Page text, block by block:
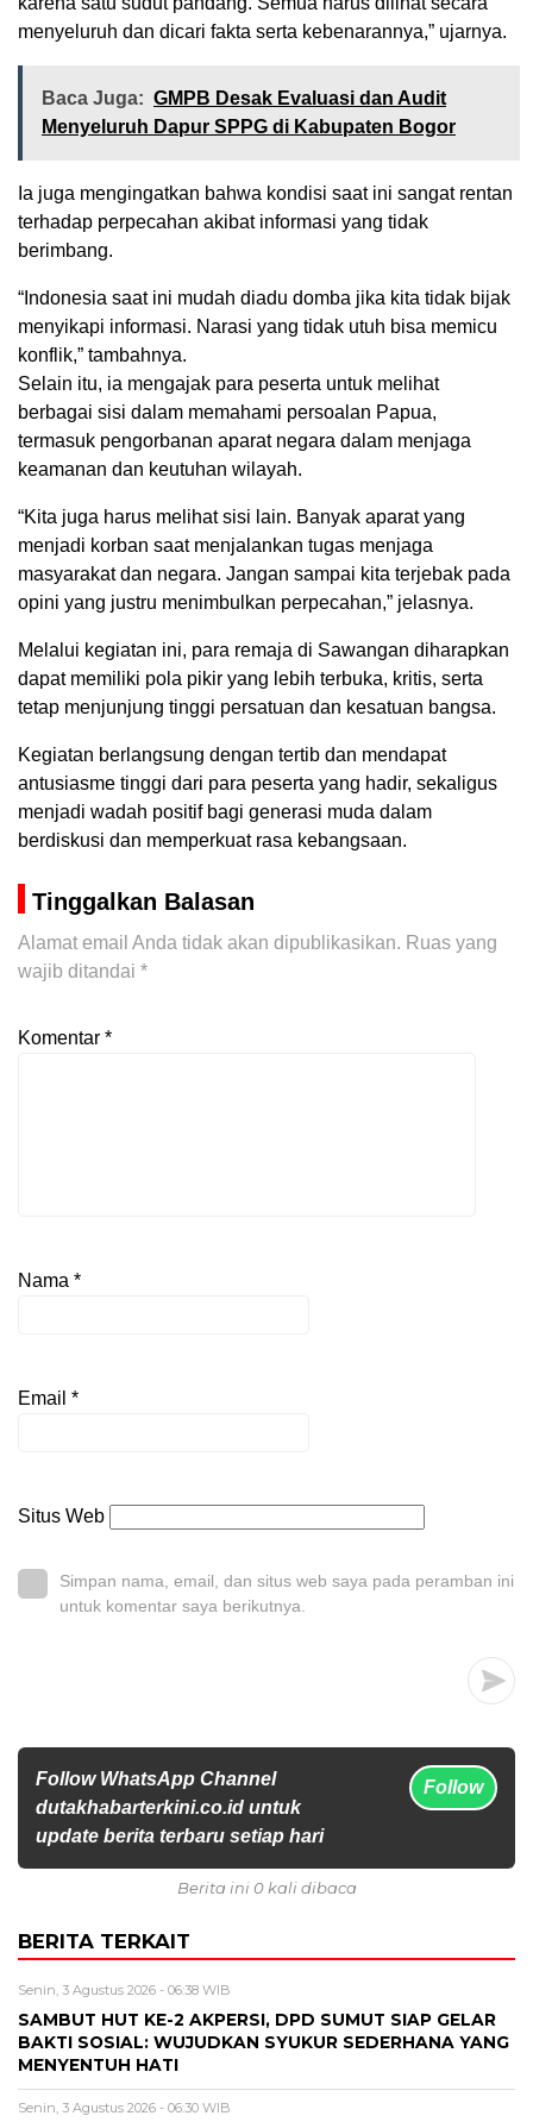
menyeluruh dan dicari fakta serta kebenarannya,” ujarnya.
Baca Juga: GMPB Desak Evaluasi dan Audit
Menyeluruh Dapur SPPG di Kabupaten Bogor
Ia juga mengingatkan bahwa kondisi saat ini sangat rentan
terhadap perpecahan akibat informasi yang tidak
berimbang.
“Indonesia saat ini mudah diadu domba jika kita tidak bijak
menyikapi informasi. Narasi yang tidak utuh bisa memicu
konflik,” tambahnya.
Selain itu, ia mengajak para peserta untuk melihat
berbagai sisi dalam memahami persoalan Papua,
termasuk pengorbanan aparat negara dalam menjaga
keamanan dan keutuhan wilayah.
“Kita juga harus melihat sisi lain. Banyak aparat yang
menjadi korban saat menjalankan tugas menjaga
masyarakat dan negara. Jangan sampai kita terjebak pada
opini yang justru menimbulkan perpecahan,” jelasnya.
Melalui kegiatan ini, para remaja di Sawangan diharapkan
dapat memiliki pola pikir yang lebih terbuka, kritis, serta
tetap menjunjung tinggi persatuan dan kesatuan bangsa.
Kegiatan berlangsung dengan tertib dan mendapat
antusiasme tinggi dari para peserta yang hadir, sekaligus
menjadi wadah positif bagi generasi muda dalam
berdiskusi dan memperkuat rasa kebangsaan.
Tinggalkan Balasan
Alamat email Anda tidak akan dipublikasikan. Ruas yang
wajib ditandai *
Komentar *
Nama *
Email *
Situs Web
Simpan nama, email, dan situs web saya pada peramban ini
untuk komentar saya berikutnya.
Follow WhatsApp Channel
dutakhabarterkini.co.id untuk
update berita terbaru setiap hari
Follow
Berita ini 0 kali dibaca
BERITA TERKAIT
Senin, 3 Agustus 2026 - 06:38 WIB
SAMBUT HUT KE-2 AKPERSI, DPD SUMUT SIAP GELAR
BAKTI SOSIAL: WUJUDKAN SYUKUR SEDERHANA YANG
MENYENTUH HATI
Senin, 3 Agustus 2026 - 06:30 WIB